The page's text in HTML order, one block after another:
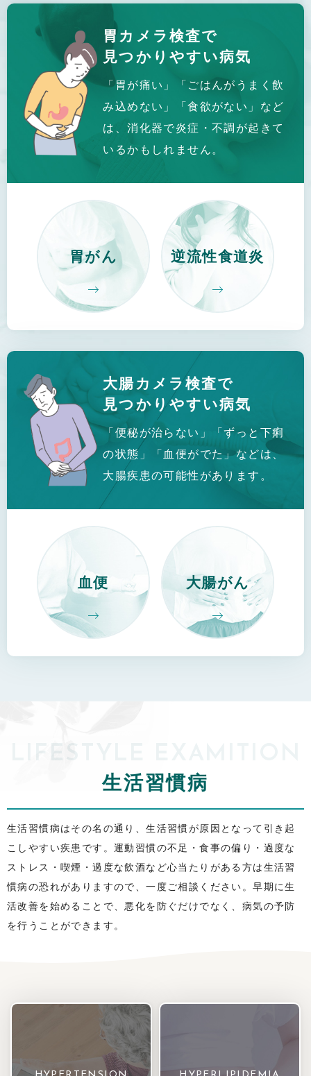
胃カメラ検査で
見つかりやすい病気
「胃が痛い」「ごはんがうまく飲
み込めない」「食欲がない」など
は、消化器で炎症・不調が起きて
いるかもしれません。
胃がん 逆流性食道炎
大腸カメラ検査で
見つかりやすい病気
「便秘が治らない」「ずっと下痢
の状態」「血便がでた」などは、
大腸疾患の可能性があります。
血便 大腸がん
LIFESTYLE EXAMITION
生活習慣病
生活習慣病はその名の通り、生活習慣が原因となって引き起
こしやすい疾患です。運動習慣の不足・食事の偏り・過度な
ストレス・喫煙・過度な飲酒など心当たりがある方は生活習
慣病の恐れがありますので、一度ご相談ください。早期に生
活改善を始めることで、悪化を防ぐだけでなく、病気の予防
を行うことができます。